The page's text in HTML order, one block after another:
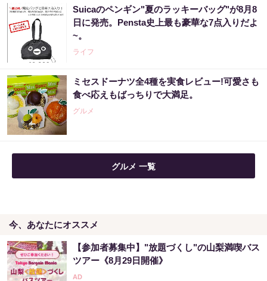
Suicaのペンギン"夏のラッキーバッグ"が8月8
日に発売。Pensta史上最も豪華な7点入りだよ
~。
ライフ
ミセスドーナツ全4種を実食レビュー!可愛さも
食べ応えもばっちりで大満足。
グルメ
グルメ 一覧
今、あなたにオススメ
【参加者募集中】"放題づくし"の山梨満喫バス
ツアー《8月29日開催》